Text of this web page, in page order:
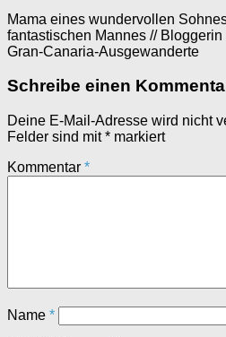
Mama eines wundervollen
fantastischen Mannes //
Gran-Canaria-Ausgewanderte
Schreibe einen
Deine E-Mail-Adresse wird nicht
Felder sind mit* markiert
Kommentar *
Name *